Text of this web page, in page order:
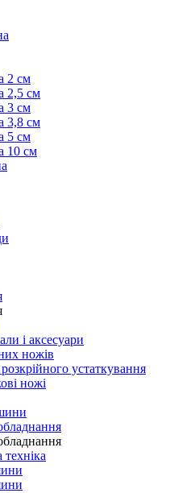
2 см
2,5 см
3 см
3,8 см
5 см
10 см
і аксесуари
ножів
устаткування
ножі